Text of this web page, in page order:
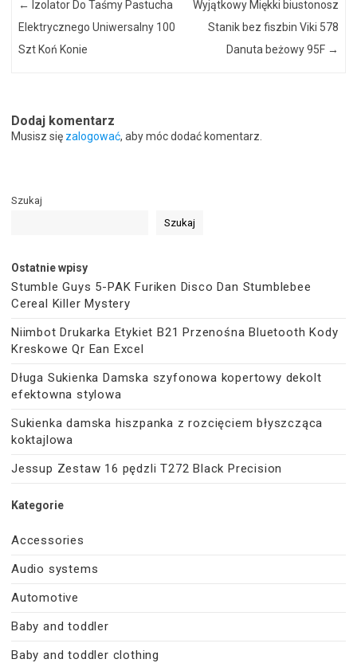
← Izolator Do Taśmy Pastucha
Elektrycznego Uniwersalny 100
Szt Koń Konie
Wyjątkowy Miękki biustonosz
Stanik bez fiszbin Viki 578
Danuta beżowy 95F →
Dodaj komentarz
Musisz się zalogować, aby móc dodać komentarz.
Szukaj
Szukaj
Ostatnie wpisy
Stumble Guys 5-PAK Furiken Disco Dan Stumblebee
Cereal Killer Mystery
Niimbot Drukarka Etykiet B21 Przenośna Bluetooth Kody
Kreskowe Qr Ean Excel
Długa Sukienka Damska szyfonowa kopertowy dekolt
efektowna stylowa
Sukienka damska hiszpanka z rozcięciem błyszcząca
koktajlowa
Jessup Zestaw 16 pędzli T272 Black Precision
Kategorie
Accessories
Audio systems
Automotive
Baby and toddler
Baby and toddler clothing